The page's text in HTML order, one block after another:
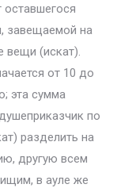
оставшегося
завещаемой на
вещи (искат).
от 10 до
эта сумма
по
разделить на
другую всем
в ауле же